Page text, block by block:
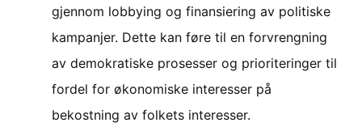
gjennom lobbying og finansiering av politiske
kampanjer. Dette kan føre til en forvrengning
av demokratiske prosesser og prioriteringer til
fordel for økonomiske interesser på
bekostning av folkets interesser.